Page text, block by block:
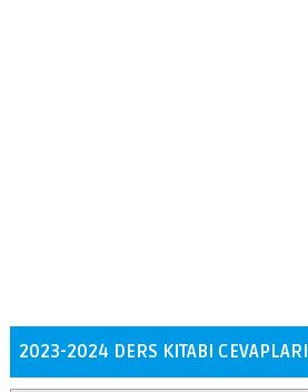
2023-2024 DERS KITABI CEVAPLARI